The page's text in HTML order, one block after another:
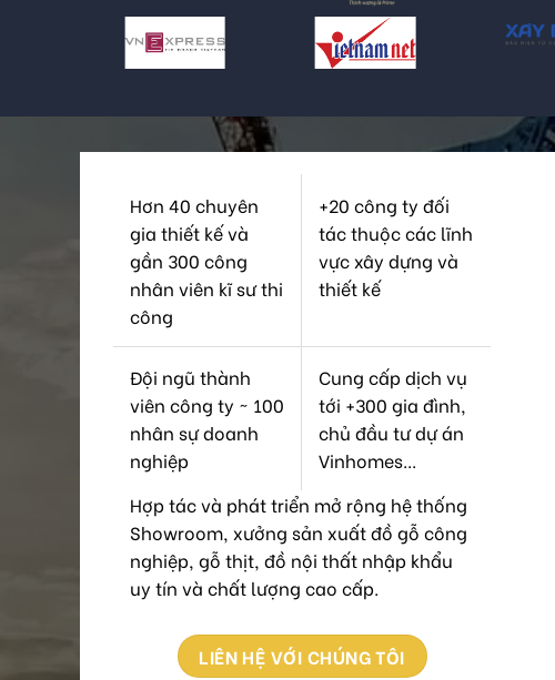
Hơn 40 chuyên
gia thiết kế và
gần 300 công
nhân viên kĩ sư thi
công
+20 công ty đối
tác thuộc các lĩnh
vực xây dựng và
thiết kế
Đội ngũ thành
viên công ty ~ 100
nhân sự doanh
nghiệp
Cung cấp dịch vụ
tới +300 gia đình,
chủ đầu tư dự án
Vinhomes...
Hợp tác và phát triển mở rộng hệ thống
Showroom, xưởng sản xuất đồ gỗ công
nghiệp, gỗ thịt, đồ nội thất nhập khẩu
uy tín và chất lượng cao cấp.
LIÊN HỆ VỚI CHÚNG TÔI